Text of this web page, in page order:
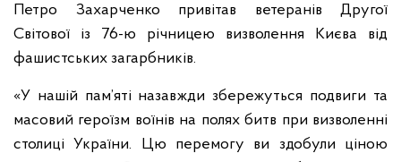
Петро Захарченко привітав ветеранів Другої
Світової із 76-ю річницею визволення Києва від
фашистських загарбників.
«У нашій пам’яті назавжди збережуться подвиги та
масовий героїзм воїнів на полях битв при визволенні
столиці України. Цю перемогу ви здобули ціною